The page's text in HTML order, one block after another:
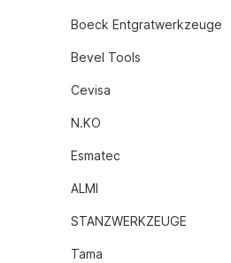
Boeck Entgratwerkzeuge
Bevel Tools
Cevisa
N.KO
Esmatec
ALMI
STANZWERKZEUGE
Tama